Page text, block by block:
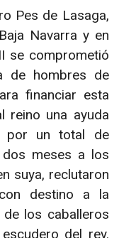
Pes de Lasaga,
Navarra y en
se comprometió
de hombres de
financiar esta
reino una ayuda
por un total de
meses a los
suya, reclutaron
destino a la
los caballeros
del rey.